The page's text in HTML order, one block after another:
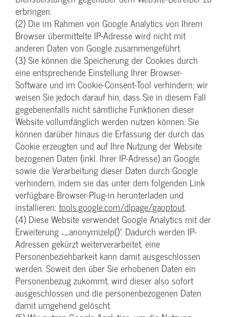
erbringen.
(2) Die im Rahmen von Google Analytics von Ihrem
Browser übermittelte IP-Adresse wird nicht mit
anderen Daten von Google zusammengeführt.
(3) Sie können die Speicherung der Cookies durch
eine entsprechende Einstellung Ihrer Browser-
Software und im Cookie-Consent-Tool verhindern; wir
weisen Sie jedoch darauf hin, dass Sie in diesem Fall
gegebenenfalls nicht sämtliche Funktionen dieser
Website vollumfänglich werden nutzen können. Sie
können darüber hinaus die Erfassung der durch das
Cookie erzeugten und auf Ihre Nutzung der Website
bezogenen Daten (inkl. Ihrer IP-Adresse) an Google
sowie die Verarbeitung dieser Daten durch Google
verhindern, indem sie das unter dem folgenden Link
verfügbare Browser-Plug-in herunterladen und
installieren: tools.google.com/dlpage/gaoptout.
(4) Diese Website verwendet Google Analytics mit der
Erweiterung „_anonymizeIp()“. Dadurch werden IP-
Adressen gekürzt weiterverarbeitet, eine
Personenbeziehbarkeit kann damit ausgeschlossen
werden. Soweit den über Sie erhobenen Daten ein
Personenbezug zukommt, wird dieser also sofort
ausgeschlossen und die personenbezogenen Daten
damit umgehend gelöscht.